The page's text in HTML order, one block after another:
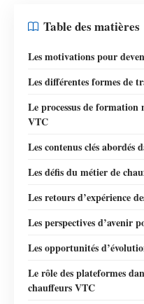
Table des matières
Les motivations pour
Les différentes formes de
Le processus de formation
VTC
Les contenus clés
Les défis du métier de
Les retours d’expérience
Les perspectives d’avenir
Les opportunités
Le rôle des plateformes
chauffeurs VTC